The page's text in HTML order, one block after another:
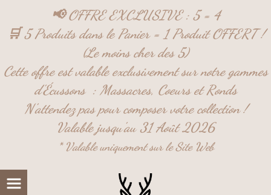
📢 OFFRE EXCLUSIVE : 5 = 4
🛒 5 Produits dans le Panier = 1 Produit OFFERT !
(Le moins cher des 5)
Cette offre est valable exclusivement sur notre gammes
d'Écussons :Massacres, Coeurs etRonds
N'attendez pas pour composer votre collection !
Valable jusqu'au 31 Août 2026
* Valable uniquement sur le Site Web